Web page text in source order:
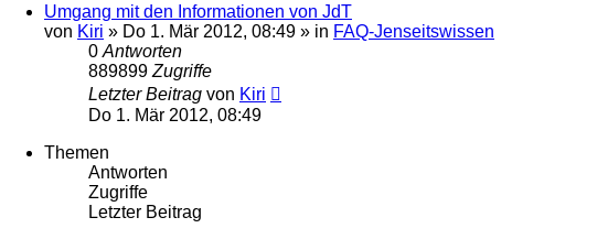
Umgang mit den Informationen von JdT
von Kiri » Do 1. Mär 2012, 08:49 » in FAQ-Jenseitswissen
0Antworten
889899Zugriffe
Letzter Beitrag von Kiri
Do 1. Mär 2012, 08:49
Themen
Antworten
Zugriffe
Letzter Beitrag